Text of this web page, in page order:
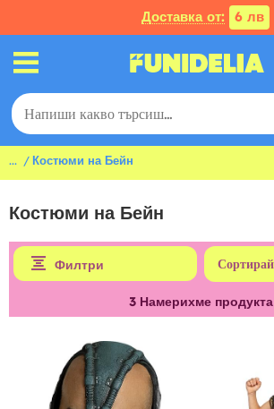
Доставка от: 6 лв
... Костюми на Бейн
Костюми на Бейн
Филтри
3Намерихме продукта